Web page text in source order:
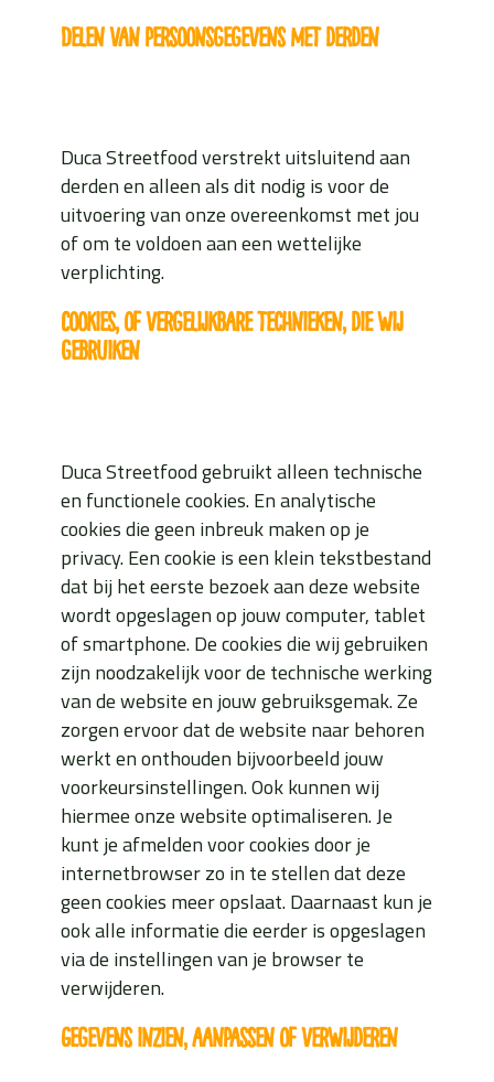
Delen van persoonsgegevens met derden
Duca Streetfood verstrekt uitsluitend aan
derden en alleen als dit nodig is voor de
uitvoering van onze overeenkomst met jou
of om te voldoen aan een wettelijke
verplichting.
Cookies, of vergelijkbare technieken, die wij
gebruiken
Duca Streetfood gebruikt alleen technische
en functionele cookies. En analytische
cookies die geen inbreuk maken op je
privacy. Een cookie is een klein tekstbestand
dat bij het eerste bezoek aan deze website
wordt opgeslagen op jouw computer, tablet
of smartphone. De cookies die wij gebruiken
zijn noodzakelijk voor de technische werking
van de website en jouw gebruiksgemak. Ze
zorgen ervoor dat de website naar behoren
werkt en onthouden bijvoorbeeld jouw
voorkeursinstellingen. Ook kunnen wij
hiermee onze website optimaliseren. Je
kunt je afmelden voor cookies door je
internetbrowser zo in te stellen dat deze
geen cookies meer opslaat. Daarnaast kun je
ook alle informatie die eerder is opgeslagen
via de instellingen van je browser te
verwijderen.
Gegevens inzien, aanpassen of verwijderen